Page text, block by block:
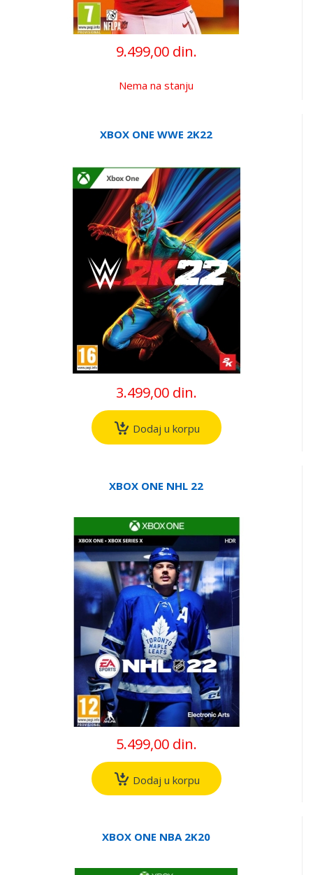
9.499,00 din.
Nema na stanju
XBOX ONE WWE 2K22
3.499,00 din.
Dodaj u korpu
XBOX ONE NHL 22
5.499,00 din.
Dodaj u korpu
XBOX ONE NBA 2K20